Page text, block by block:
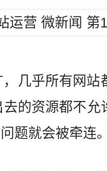
几乎所有网站
的资源都不允
题就会被牵连。